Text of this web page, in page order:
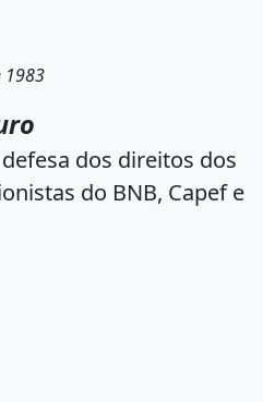
1983
dos direitos dos
do BNB, Capef e